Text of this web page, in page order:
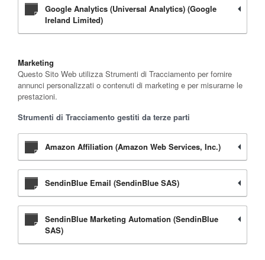
Google Analytics (Universal Analytics) (Google
Ireland Limited)
Marketing
Questo Sito Web utilizza Strumenti di Tracciamento per fornire
annunci personalizzati o contenuti di marketing e per misurarne le
prestazioni.
Strumenti di Tracciamento gestiti da terze parti
Amazon Affiliation (Amazon Web Services, Inc.)
SendinBlue Email (SendinBlue SAS)
SendinBlue Marketing Automation (SendinBlue
SAS)